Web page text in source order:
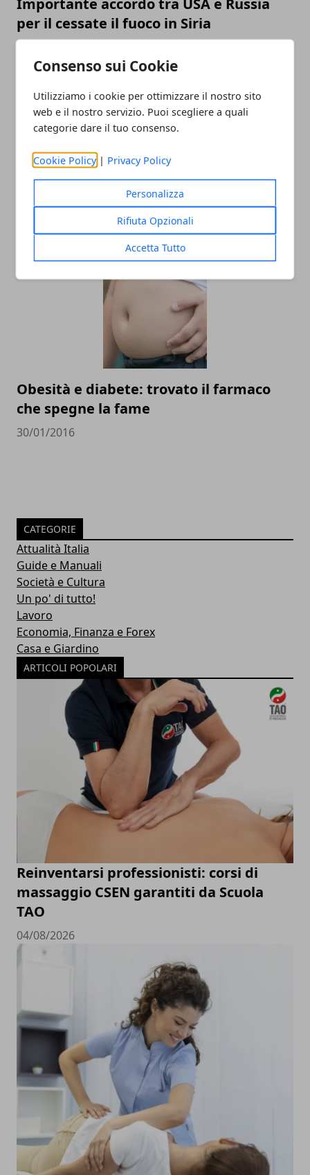
Consenso sui Cookie
Utilizziamo i cookie per ottimizzare il nostro sito
web e il nostro servizio. Puoi scegliere a quali
categorie dare il tuo consenso.
Cookie Policy | Privacy Policy
Personalizza
Rifiuta Opzionali
Accetta Tutto
Importante accordo tra USA e Russia
per il cessate il fuoco in Siria
Attentati a Damasco: almeno 60 morti
01/02/2016
Obesità e diabete: trovato il farmaco
che spegne la fame
30/01/2016
CATEGORIE
Attualità Italia
Guide e Manuali
Società e Cultura
Un po' di tutto!
Lavoro
Economia, Finanza e Forex
Casa e Giardino
ARTICOLI POPOLARI
Reinventarsi professionisti: corsi di
massaggio CSEN garantiti da Scuola
TAO
04/08/2026